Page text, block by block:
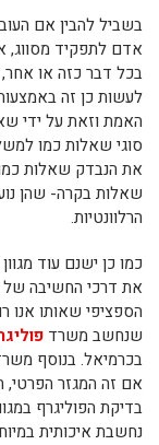
בשביל להבין אם
אדם לתפקיד מסווג,
בכל דבר כזה או
לעשות כן זה
האמת וזאת על ידי
סוגי שאלות כמו
את הנבדק שאלות
שאלות בקרה- שהן
הרלוונטיות.
כמו כן ישנם עוד
את דרכי החשיבה של
שנחשב משרד
בכרמיאל. בנוסף
אם זה המגזר הפרטי,
בדיקת הפוליגרף
נחשבת איכותית